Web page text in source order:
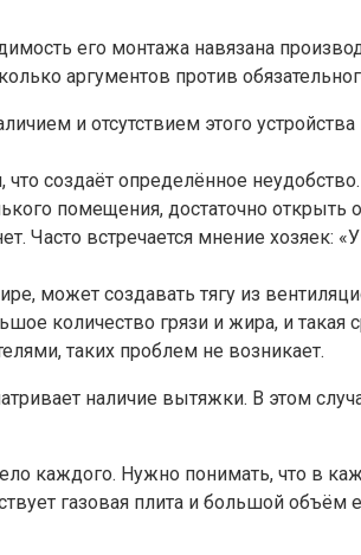
его монтажа навязана
аргументов против
и отсутствием этого
создаёт определённое неудобство.
помещения, достаточно открыть
Часто встречается мнение
может создавать тягу из
количество грязи и жира, и такая
таких проблем не возникает.
наличие вытяжки. В этом
каждого. Нужно понимать, что в
газовая плита и большой объём